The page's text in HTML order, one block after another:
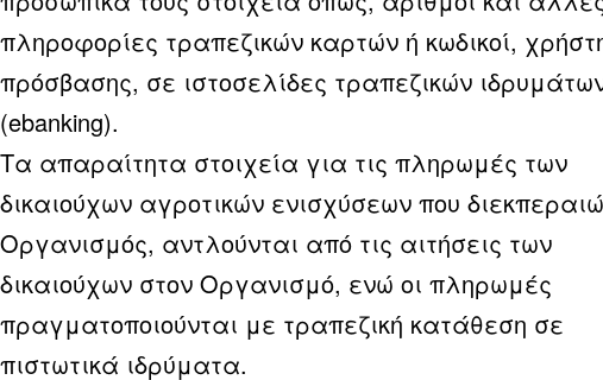
πληροφορίες τραπεζικών καρτών ή κωδικοί,
πρόσβασης, σε ιστοσελίδες τραπεζικών
(ebanking).
Τα απαραίτητα στοιχεία για τις πληρωμές των
δικαιούχων αγροτικών ενισχύσεων που
Οργανισμός, αντλούνται από τις αιτήσεις των
δικαιούχων στον Οργανισμό, ενώ οι πληρωμές
πραγματοποιούνται με τραπεζική κατάθεση σε
πιστωτικά ιδρύματα.